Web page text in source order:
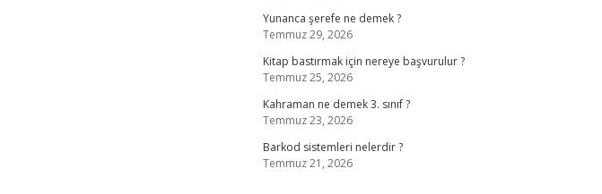
Yunanca şerefe ne demek ?
Temmuz 29, 2026
Kitap bastırmak için nereye başvurulur ?
Temmuz 25, 2026
Kahraman ne demek 3. sınıf ?
Temmuz 23, 2026
Barkod sistemleri nelerdir ?
Temmuz 21, 2026